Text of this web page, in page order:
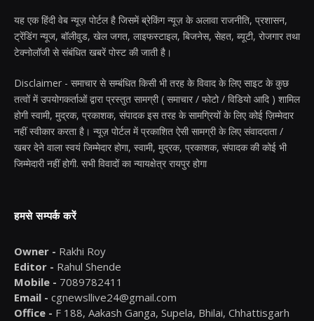
यह एक हिंदी वेब न्यूज़ पोर्टल है जिसमें ब्रेकिंग न्यूज़ के अलावा राजनीति, प्रशासन,
ट्रेंडिंग न्यूज, बॉलीवुड, खेल जगत, लाइफस्टाइल, बिजनेस, सेहत, ब्यूटी, रोजगार तथा
टेक्नोलॉजी से संबंधित खबरें पोस्ट की जाती है।
Disclaimer - समाचार से सम्बंधित किसी भी तरह के विवाद के लिए साइट के कुछ
तत्वों में उपयोगकर्ताओं द्वारा प्रस्तुत सामग्री ( समाचार / फोटो / विडियो आदि ) शामिल
होगी स्वामी, मुद्रक, प्रकाशक, संपादक इस तरह के सामग्रियों के लिए कोई ज़िम्मेदार
नहीं स्वीकार करता है। न्यूज़ पोर्टल में प्रकाशित ऐसी सामग्री के लिए संवाददाता /
खबर देने वाला स्वयं जिम्मेदार होगा, स्वामी, मुद्रक, प्रकाशक, संपादक की कोई भी
जिम्मेदारी नहीं होगी. सभी विवादों का न्यायक्षेत्र रायपुर होगा
हमसे सम्पर्क करें
Owner - Rakhi Roy
Editor - Rahul Shende
Mobile - 7089782411
Email - cgnewsllive24@gmail.com
Office - F 188, Aakash Ganga, Supela, Bhilai, Chhattisgarh